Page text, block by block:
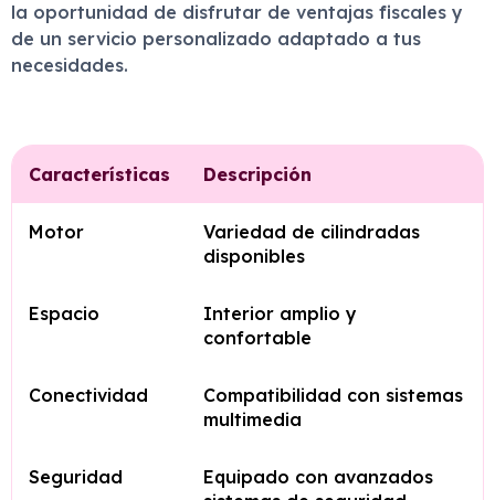
la oportunidad de disfrutar de ventajas fiscales y
de un servicio personalizado adaptado a tus
necesidades.
Características Descripción
Motor
Variedad de cilindradas
disponibles
Espacio
Interior amplio y
confortable
Conectividad
Compatibilidad con sistemas
multimedia
Seguridad
Equipado con avanzados